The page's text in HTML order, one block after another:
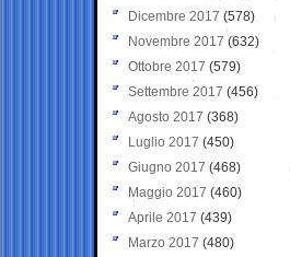
Dicembre 2017 (578)
Novembre 2017 (632)
Ottobre 2017 (579)
Settembre 2017 (456)
Agosto 2017 (368)
Luglio 2017 (450)
Giugno 2017 (468)
Maggio 2017 (460)
Aprile 2017 (439)
Marzo 2017 (480)